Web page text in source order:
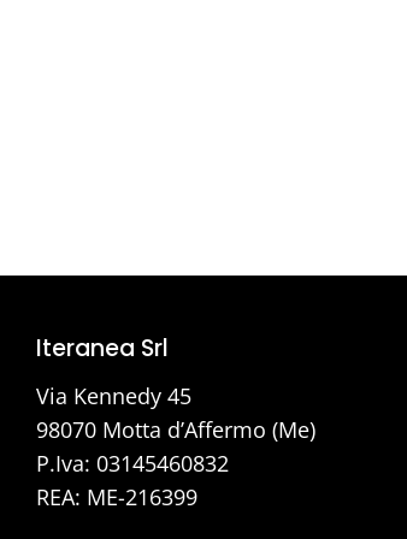
Iteranea Srl
Via Kennedy 45
98070 Motta d’Affermo (Me)
P.Iva: 03145460832
REA: ME-216399